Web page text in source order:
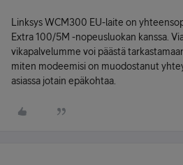
Linksys WCM300 EU-laite on
Extra 100/5M -nopeusluokan kanssa.
vikapalvelumme voi päästä
miten modeemisi on muodostanut
asiassa jotain epäkohtaa.